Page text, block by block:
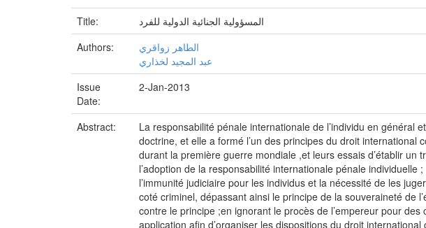
Title:
المسؤولية الجنائية الدولية للفرد
Authors:
الطاهر زواقري
عبد المجيد لخذاري
Issue
Date:
2-Jan-2013
Abstract:
La responsabilité pénale internationale de l’individu en général
doctrine, et elle a formé l’un des principes du droit international
durant la première guerre mondiale ,et leurs essais d’établir
l’adoption de la responsabilité internationale pénale
l’immunité judiciaire pour les individus et la nécessité de les
coté criminel, dépassant ainsi le principe de la souveraineté de
contre le principe ;en ignorant le procès de l’empereur pour
application afin d’organiser les dispositions du droit international